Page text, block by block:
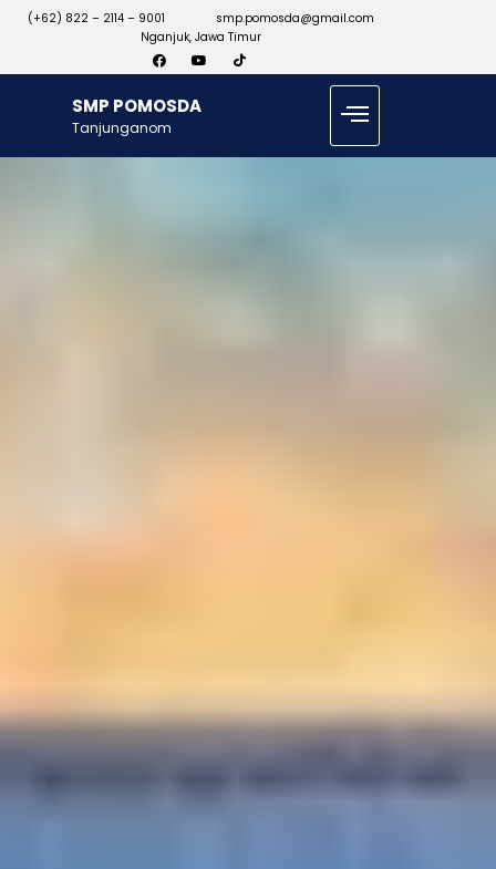
(+62) 822 – 2114 – 9001
smp.pomosda@gmail.com
Nganjuk, Jawa Timur
SMP POMOSDA
Tanjunganom